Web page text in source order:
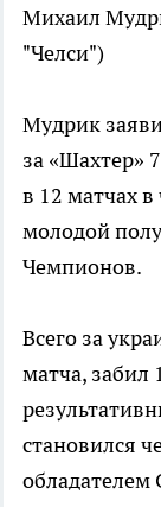
Михаил
"Челси")
Мудрик
за «Шахтер»
в 12 матчах
молодой
Чемпионов.
Всего за
матча, забил
становился
обладателем